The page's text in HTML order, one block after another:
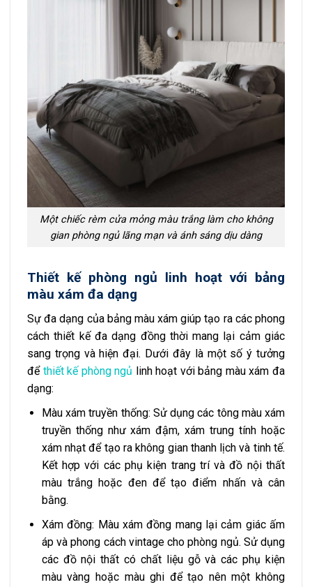
Một chiếc rèm cửa mỏng màu trắng làm cho không
gian phòng ngủ lãng mạn và ánh sáng dịu dàng
Thiết kế phòng ngủ linh hoạt với bảng
màu xám đa dạng
Sự đa dạng của bảng màu xám giúp tạo ra các phong
cách thiết kế đa dạng đồng thời mang lại cảm giác
sang trọng và hiện đại. Dưới đây là một số ý tưởng
để thiết kế phòng ngủ linh hoạt với bảng màu xám đa
dạng:
Màu xám truyền thống: Sử dụng các tông màu xám
truyền thống như xám đậm, xám trung tính hoặc
xám nhạt để tạo ra không gian thanh lịch và tinh tế.
Kết hợp với các phụ kiện trang trí và đồ nội thất
màu trắng hoặc đen để tạo điểm nhấn và cân
bằng.
Xám đồng: Màu xám đồng mang lại cảm giác ấm
áp và phong cách vintage cho phòng ngủ. Sử dụng
các đồ nội thất có chất liệu gỗ và các phụ kiện
màu vàng hoặc màu ghi để tạo nên một không